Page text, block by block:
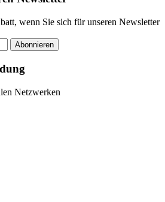
wenn Sie sich für unseren Newsletter
Abonnieren
Netzwerken